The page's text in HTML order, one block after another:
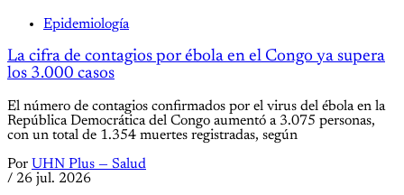
Epidemiología
La cifra de contagios por ébola en el Congo ya supera
los 3.000 casos
El número de contagios confirmados por el virus del ébola en la
República Democrática del Congo aumentó a 3.075 personas,
con un total de 1.354 muertes registradas, según
Por UHN Plus — Salud
/ 26 jul. 2026